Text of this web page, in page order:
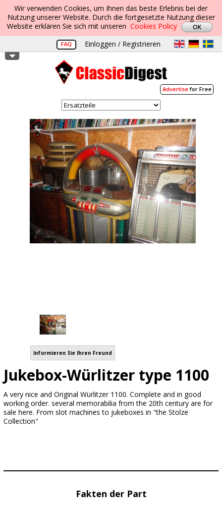
Wir verwenden Cookies, um Ihnen das beste Erlebnis bei der
Nutzung unserer Website. Durch die fortgesetzte Nutzung dieser
Website erklären Sie sich mit unseren Cookies Policy
FAQ Einloggen / Registrieren
Advertisefor Free
Informieren Sie Ihren Freund
Jukebox-Würlitzer type 1100
A very nice and Original Würlitzer 1100. Complete and in good
working order. several memorabilia from the 20th century are for
sale here. From slot machines to jukeboxes in "the Stolze
Collection"
Fakten der Part